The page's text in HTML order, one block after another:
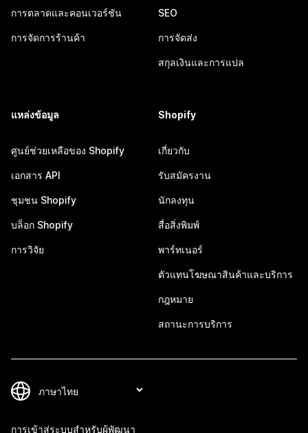
การตลาดและคอนเวอร์ชัน
การจัดการร้านค้า
SEO
การจัดส่ง
สกุลเงินและการแปล
แหล่งข้อมูล
ศูนย์ช่วยเหลือของ Shopify
เอกสาร API
ชุมชน Shopify
บล็อก Shopify
การวิจัย
Shopify
เกี่ยวกับ
รับสมัครงาน
นักลงทุน
สื่อสิ่งพิมพ์
พาร์ทเนอร์
ตัวแทนโฆษณาสินค้าและบริการ
กฎหมาย
สถานะการบริการ
การเข้าสู่ระบบสำหรับผู้พัฒนา